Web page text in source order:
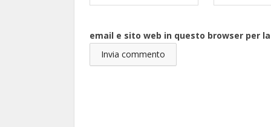
email e sito web in questo browser per